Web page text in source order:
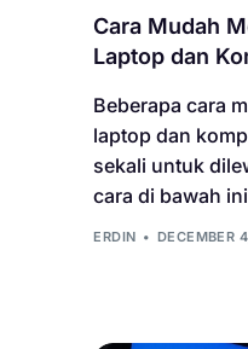
Cara Mudah
Laptop dan
Beberapa cara
laptop dan
sekali untuk
cara di bawah
ERDIN DECEMBER